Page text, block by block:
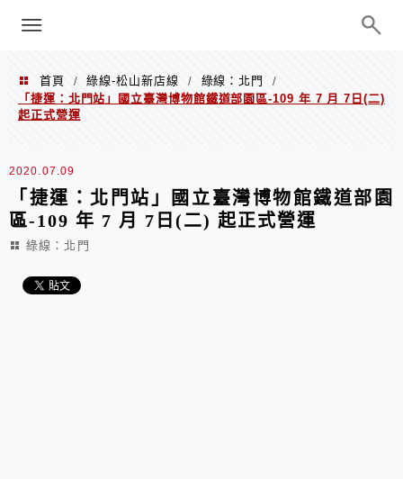
巧、世界走透透
menu
首頁 / 綠線-松山新店線 / 綠線：北門
/
「捷運：北門站」國立臺灣博物館鐵道部園區-109 年 7 月 7日(二)
起正式營運
2020.07.09
「捷運：北門站」國立臺灣博物館鐵道部園
區-109 年 7 月 7日(二) 起正式營運
綠線：北門